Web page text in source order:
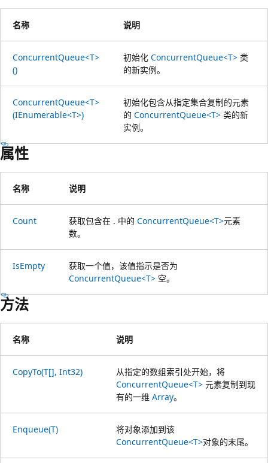
名称 说明
ConcurrentQueue<T>
()
初始化 ConcurrentQueue<T> 类
的新实例。
ConcurrentQueue<T>
(IEnumerable<T>)
初始化包含从指定集合复制的元素
的 ConcurrentQueue<T> 类的新
实例。
属性
名称 说明
Count 获取包含在 . 中的 ConcurrentQueue<T>元素
数。
IsEmpty
获取一个值，该值指示是否为
ConcurrentQueue<T> 空。
方法
名称 说明
CopyTo(T[], Int32)
从指定的数组索引处开始，将
ConcurrentQueue<T> 元素复制到现
有的一维 Array。
Enqueue(T)
将对象添加到该
ConcurrentQueue<T>对象的末尾。